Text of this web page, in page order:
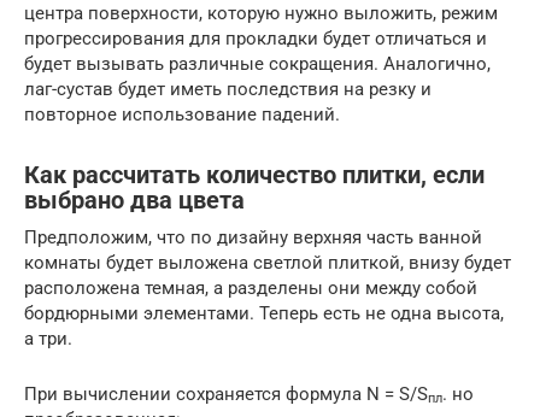
центра поверхности, которую нужно выложить, режим
прогрессирования для прокладки будет отличаться и
будет вызывать различные сокращения. Аналогично,
лаг-сустав будет иметь последствия на резку и
повторное использование падений.
Как рассчитать количество плитки, если
выбрано два цвета
Предположим, что по дизайну верхняя часть ванной
комнаты будет выложена светлой плиткой, внизу будет
расположена темная, а разделены они между собой
бордюрными элементами. Теперь есть не одна высота,
а три.
При вычислении сохраняется формула N = S/Sпл. но